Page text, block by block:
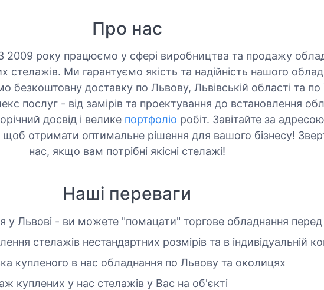
Про нас
2009 року працюємо у сфері виробництва та продажу
стелажів. Ми гарантуємо якість та надійність нашого
безкоштовну доставку по Львову, Львівській області та по
послуг - від замірів та проектування до встановлення
досвід і велике портфоліо робіт. Завітайте за
отримати оптимальне рішення для вашого бізнесу!
нас, якщо вам потрібні якісні стелажі!
Наші переваги
у Львові - ви можете "помацати" торгове обладнання перед
стелажів нестандартних розмірів та в індивідуальній
купленого в нас обладнання по Львову та околицях
куплених у нас стелажів у Вас на об'єкті